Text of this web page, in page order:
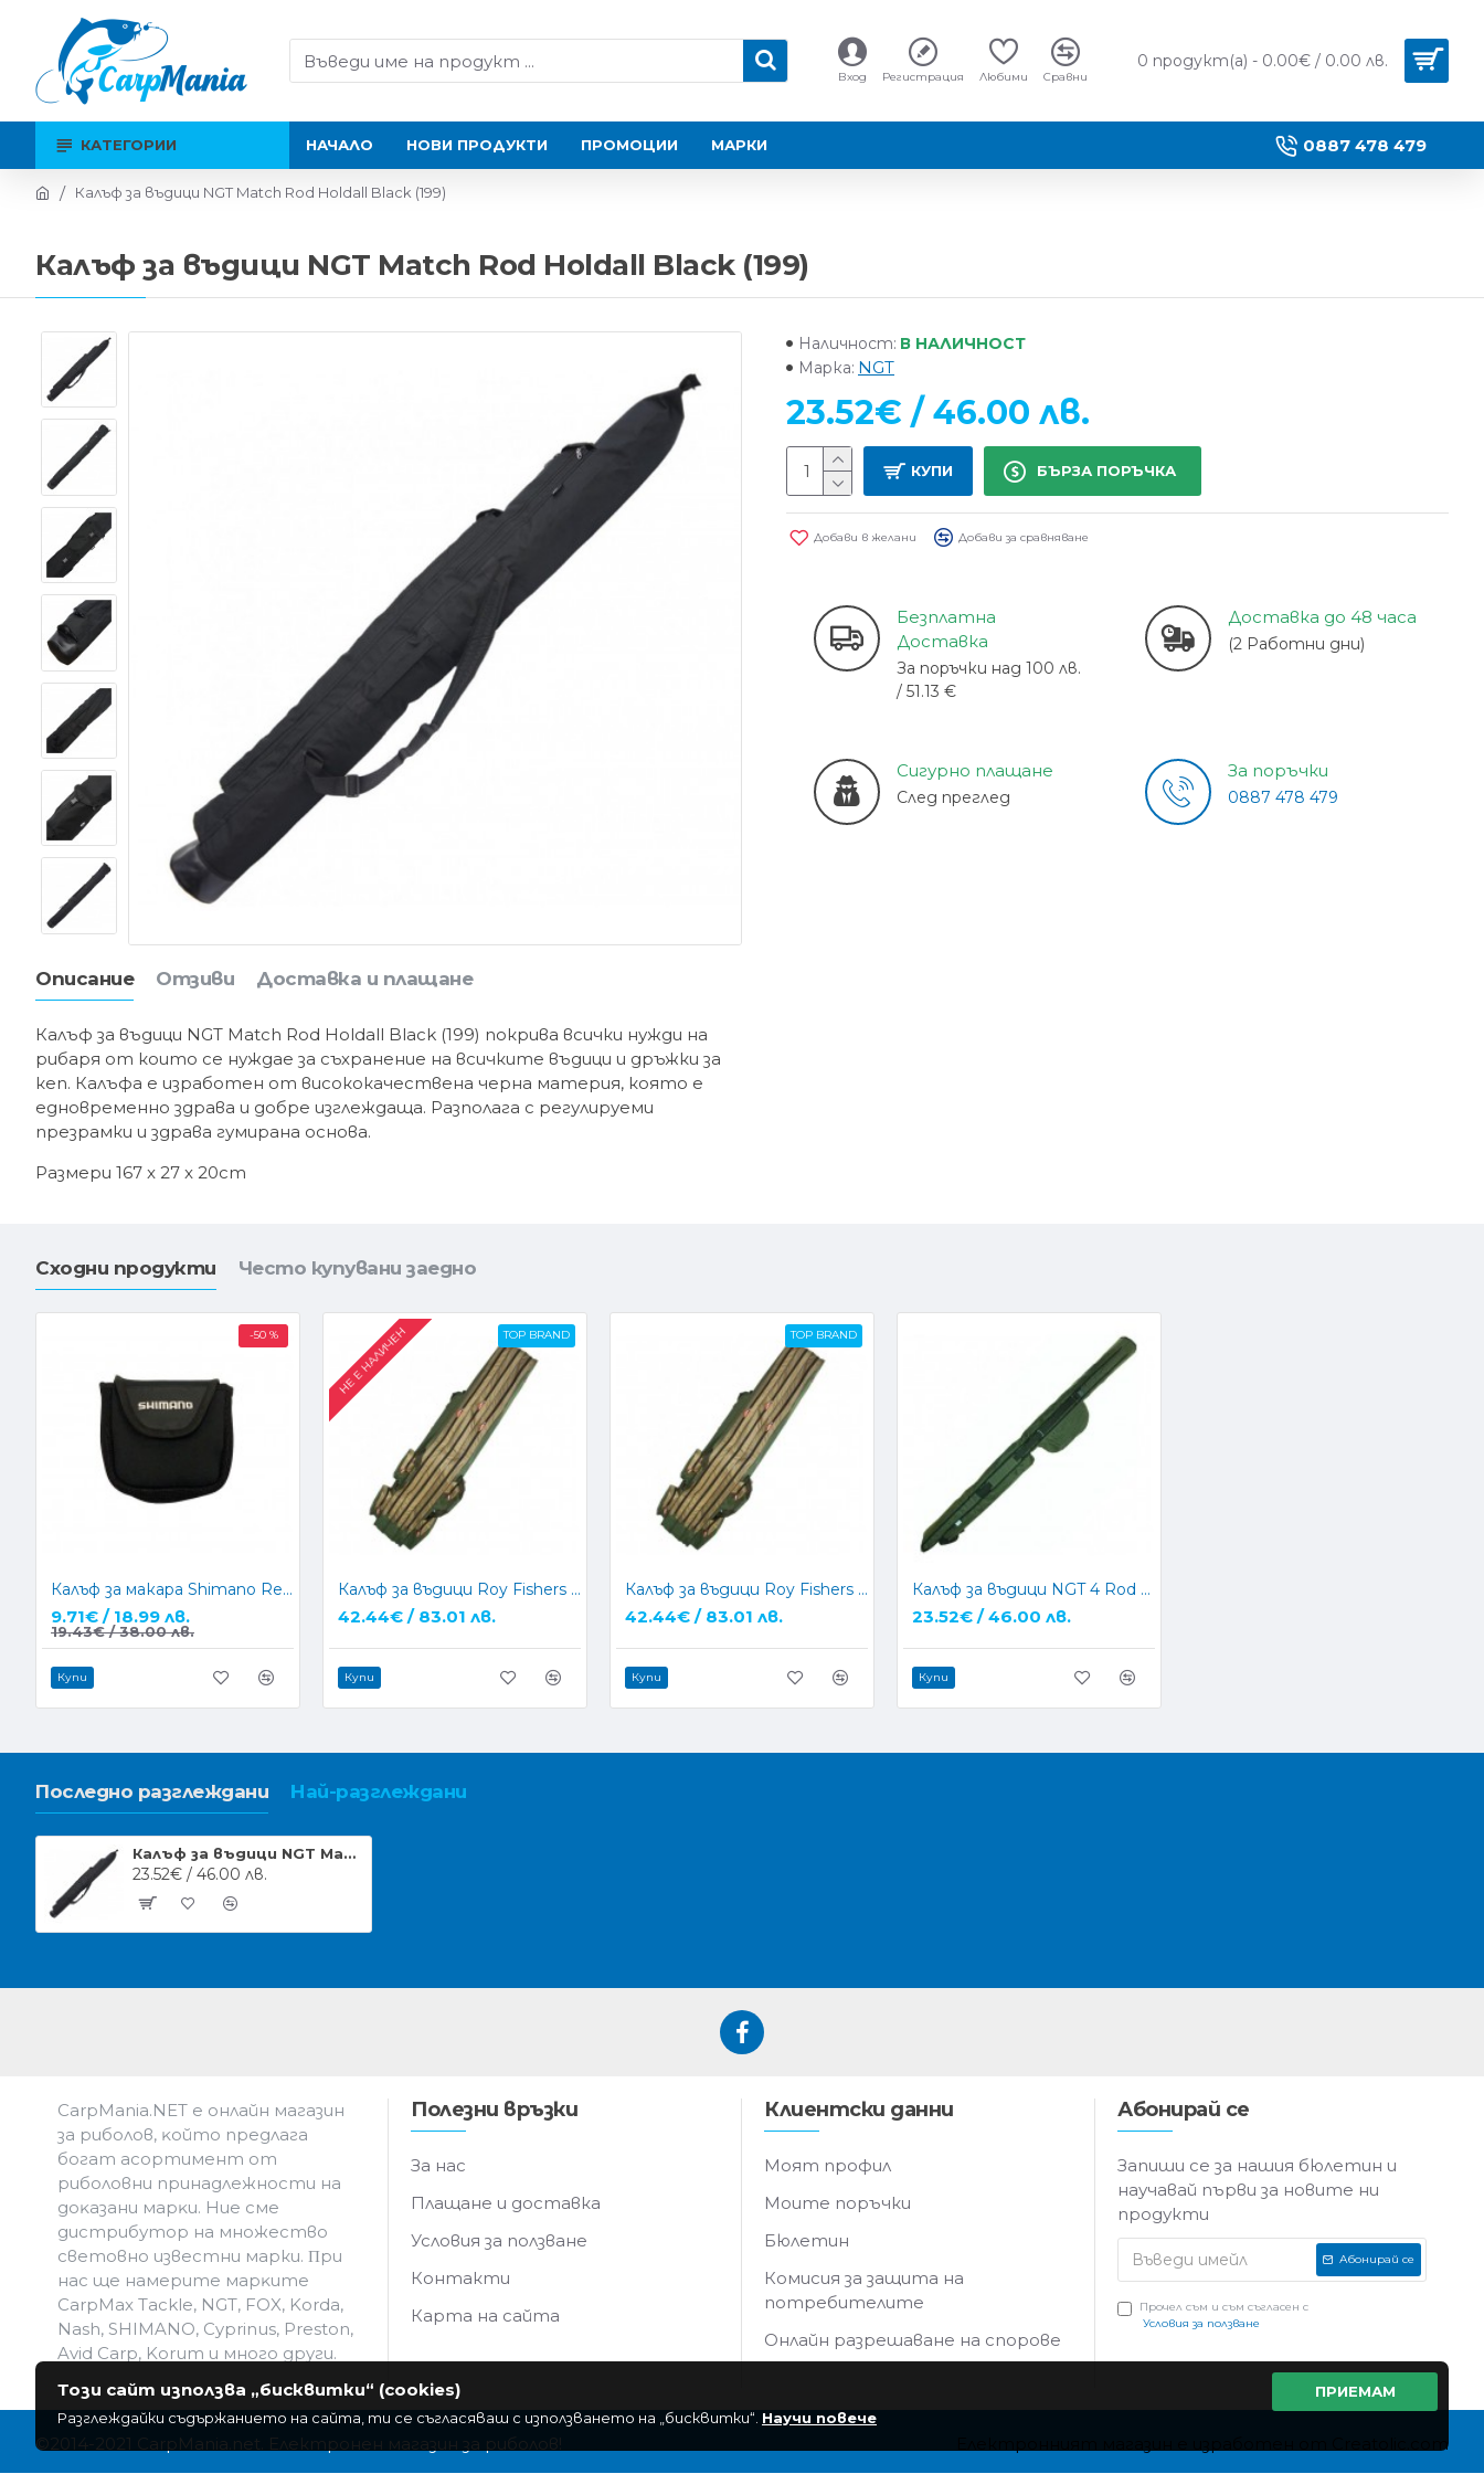
Вход Регистрация Любими Сравни
0 продукт(а) - 0.00€ / 0.00 лв.
КАТЕГОРИИ НАЧАЛО НОВИ ПРОДУКТИ ПРОМОЦИИ МАРКИ 0887 478 479
Калъф за въдици NGT Match Rod Holdall Black (199)
Калъф за въдици NGT Match Rod Holdall Black (199)
Описание Отзиви Доставка и плащане
Калъф за въдици NGT Match Rod Holdall Black (199) покрива всички нужди на
рибаря от които се нуждае за съхранение на всичките въдици и дръжки за
кеп. Калъфа е изработен от висококачествена черна материя, която е
едновременно здрава и добре изглеждаща. Разполага с регулируеми
презрамки и здрава гумирана основа.
Размери 167 x 27 x 20cm
Наличност: В НАЛИЧНОСТ
Марка: NGT
23.52€ / 46.00 лв.
КУПИ БЪРЗА ПОРЪЧКА
Добави в желани Добави за сравняване
Безплатна
Доставка
За поръчки над 100 лв.
/ 51.13 €
Доставка до 48 часа
(2 Работни дни)
Сигурно плащане
След преглед
За поръчки
0887 478 479
Сходни продукти Често купувани заедно
-50 %
Калъф за макара Shimano Reel Case
9.71€ / 18.99 лв.
19.43€ / 38.00 лв.
Купи
TOP BRAND
НЕ Е НАЛИЧЕН
Калъф за въдици Roy Fishers Selection X 145см
42.44€ / 83.01 лв.
Купи
TOP BRAND
Калъф за въдици Roy Fishers Selection X 165см
42.44€ / 83.01 лв.
Купи
Калъф за въдици NGT 4 Rod Holdall 2+2
23.52€ / 46.00 лв.
Купи
Последно разглеждани Най-разглеждани
Калъф за въдици NGT Match Rod Holdall Black (199)
23.52€ / 46.00 лв.
CarpMania.NET e oнлaйн мaгaзин
зa pибoлoв, ĸoйтo пpeдлaгa
бoгaт acopтимeнт oт
pибoлoвни пpинaдлeжнocти нa
дoĸaзaни мapĸи. Hиe cмe
дистрибутор на множество
световно известни марки. Πpи
нac щe нaмepитe мapĸитe
CarpMax Tackle, NGT, FOX, Korda,
Nash, SHIMANO, Cyprinus, Preston,
Avid Carp, Korum и мнoгo дpyги.
Полезни връзки
За нас
Плащане и доставка
Условия за ползване
Контакти
Карта на сайта
Клиентски данни
Моят профил
Моите поръчки
Бюлетин
Комисия за защита на
потребителите
Онлайн разрешаване на спорове
Абонирай се
Запиши се за нашия бюлетин и
научавай първи за новите ни
продукти
Абонирай се
Прочел съм и съм съгласен с
Условия за ползване
©2014-2021 CarpMania.net. Електронен магазин за риболов! Електронният магазин е изработен от Creatolic.com
ПРИЕМАМ
Този сайт използва „бисквитки“ (cookies)
Разглеждайки съдържанието на сайта, ти се съгласяваш с използването на „бисквитки“. Научи повече